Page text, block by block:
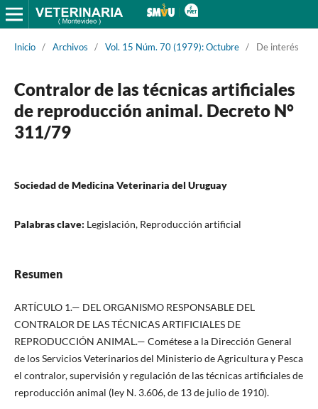
Inicio / Archivos / Vol. 15 Núm. 70 (1979): Octubre / De interés
Contralor de las técnicas artificiales
de reproducción animal. Decreto N°
311/79
Sociedad de Medicina Veterinaria del Uruguay
Palabras clave: Legislación, Reproducción artificial
Resumen
ARTÍCULO 1.— DEL ORGANISMO RESPONSABLE DEL
CONTRALOR DE LAS TÉCNICAS ARTIFICIALES DE
REPRODUCCIÓN ANIMAL.— Cométese a la Dirección General
de los Servicios Veterinarios del Ministerio de Agricultura y Pesca
el contralor, supervisión y regulación de las técnicas artificiales de
reproducción animal (ley N. 3.606, de 13 de julio de 1910).